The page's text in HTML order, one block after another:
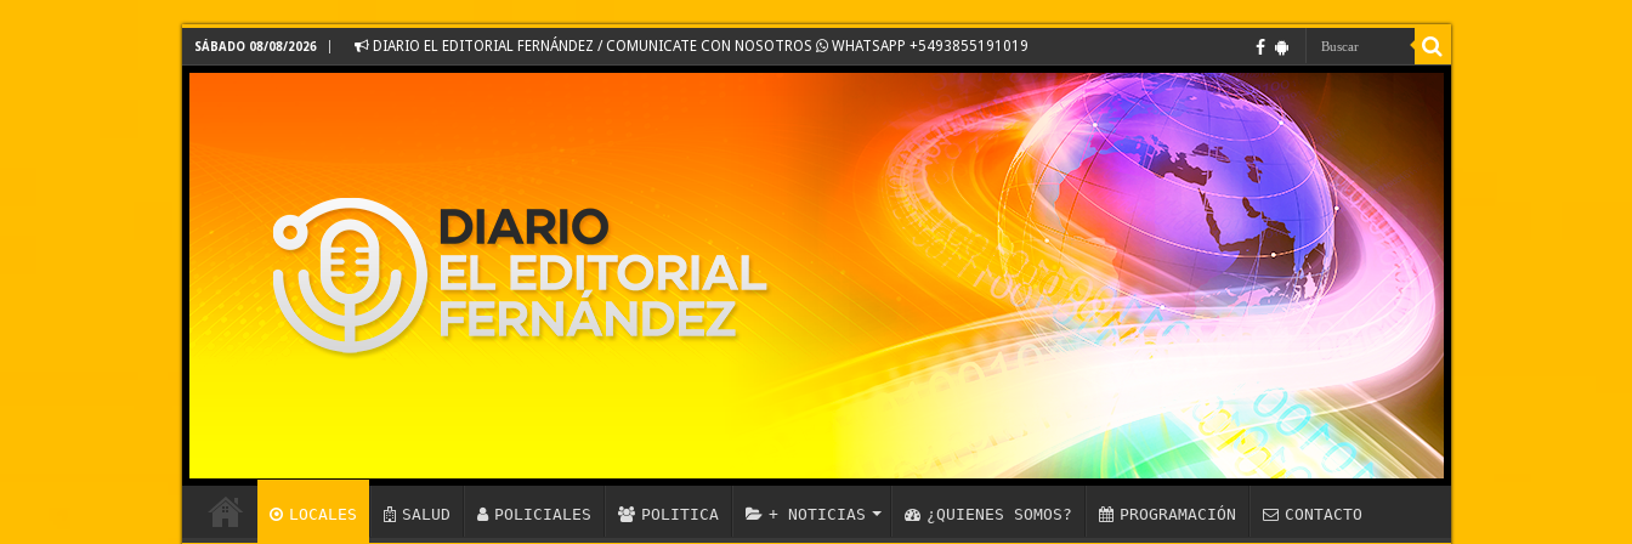
SÁBADO 08/08/2026 DIARIO EL EDITORIAL FERNÁNDEZ / COMUNICATE CON NOSOTROS WHATSAPP +5493855191019
LOCALES SALUD POLICIALES POLITICA + NOTICIAS ¿QUIENES SOMOS? PROGRAMACIÓN CONTACTO